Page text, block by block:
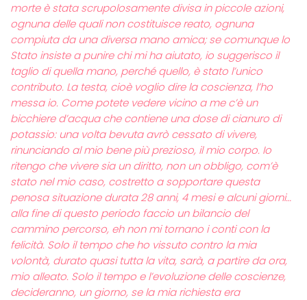
morte è stata scrupolosamente divisa in piccole azioni,
ognuna delle quali non costituisce reato, ognuna
compiuta da una diversa mano amica; se comunque lo
Stato insiste a punire chi mi ha aiutato, io suggerisco il
taglio di quella mano, perché quello, è stato l’unico
contributo. La testa, cioè voglio dire la coscienza, l’ho
messa io. Come potete vedere vicino a me c’è un
bicchiere d’acqua che contiene una dose di cianuro di
potassio: una volta bevuta avrò cessato di vivere,
rinunciando al mio bene più prezioso, il mio corpo. Io
ritengo che vivere sia un diritto, non un obbligo, com’è
stato nel mio caso, costretto a sopportare questa
penosa situazione durata 28 anni, 4 mesi e alcuni giorni…
alla fine di questo periodo faccio un bilancio del
cammino percorso, eh non mi tornano i conti con la
felicità. Solo il tempo che ho vissuto contro la mia
volontà, durato quasi tutta la vita, sarà, a partire da ora,
mio alleato. Solo il tempo e l’evoluzione delle coscienze,
decideranno, un giorno, se la mia richiesta era